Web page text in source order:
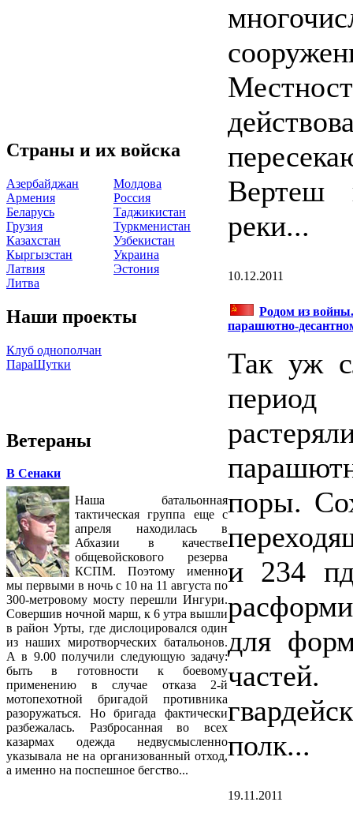
Страны и их войска
Азербайджан
Армения
Беларусь
Грузия
Казахстан
Кыргызстан
Латвия
Литва
Молдова
Россия
Таджикистан
Туркменистан
Узбекистан
Украина
Эстония
Наши проекты
Клуб однополчан
ПараШутки
Ветераны
В Сенаки
Наша батальонная
тактическая группа еще с
апреля находилась в
Абхазии в качестве
общевойскового резерва
КСПМ. Поэтому именно
мы первыми в ночь с 10 на 11 августа по
300-метровому мосту перешли Ингури.
Совершив ночной марш, к 6 утра вышли
в район Урты, где дислоцировался один
из наших миротворческих батальонов.
А в 9.00 получили следующую задачу:
быть в готовности к боевому
применению в случае отказа 2-й
мотопехотной бригадой противника
разоружаться. Но бригада фактически
разбежалась. Разбросанная во всех
казармах одежда недвусмысленно
указывала не на организованный отход,
а именно на поспешное бегство...
Вертеш
реки...
10.12.2011
Родом из
парашютно-
Так уж
период
поры.
и 234
для
полк...
19.11.2011